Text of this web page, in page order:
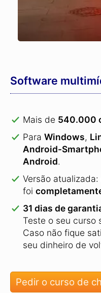
Software
Mais de 540.000
Para Windows,
Android-
Android.
Versão
foi
31 dias de
Teste o seu curso
Caso não fique
seu dinheiro de
Pedir o curso de